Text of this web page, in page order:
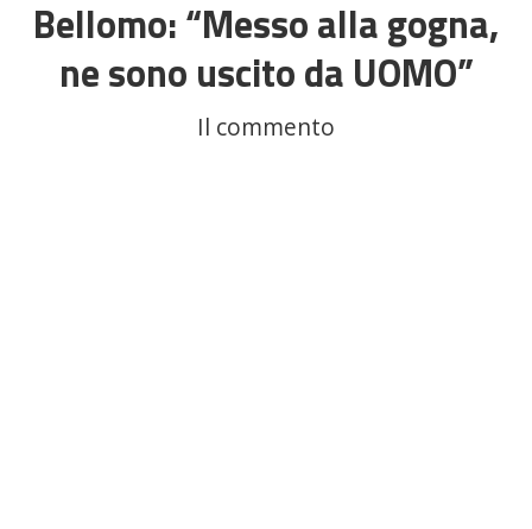
Bellomo: “Messo alla gogna,
ne sono uscito da UOMO”
Il commento